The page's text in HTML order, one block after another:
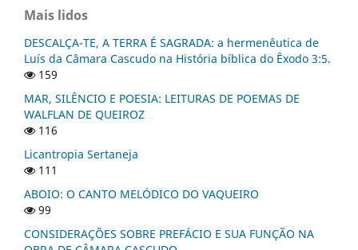
Mais lidos
DESCALÇA-TE, A TERRA É SAGRADA: a hermenêutica de
Luís da Câmara Cascudo na História bíblica do Êxodo 3:5.
159
MAR, SILÊNCIO E POESIA: LEITURAS DE POEMAS DE
WALFLAN DE QUEIROZ
116
Licantropia Sertaneja
111
ABOIO: O CANTO MELÓDICO DO VAQUEIRO
99
CONSIDERAÇÕES SOBRE PREFÁCIO E SUA FUNÇÃO NA